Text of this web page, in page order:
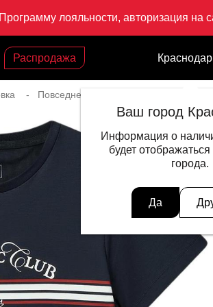
лояльности, авторизация на
Распродажа Краснодар
Ваш город
Информация о
будет
города.
Да
Повседневный стиль для женщин